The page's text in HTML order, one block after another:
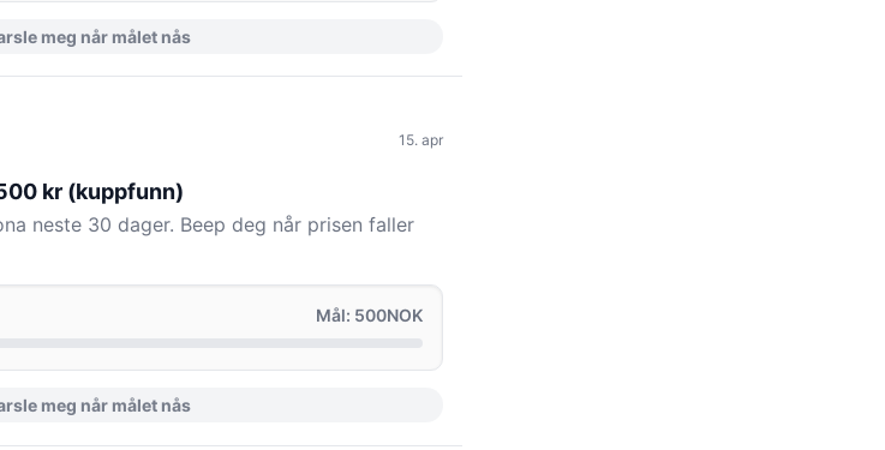
meg når målet nås
15. apr
kr (kuppfunn)
neste 30 dager. Beep deg når prisen faller
Mål: 500NOK
meg når målet nås